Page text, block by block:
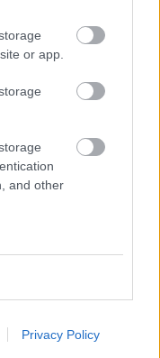
or app.
and other
Privacy Policy
kíméljenek!
terén -